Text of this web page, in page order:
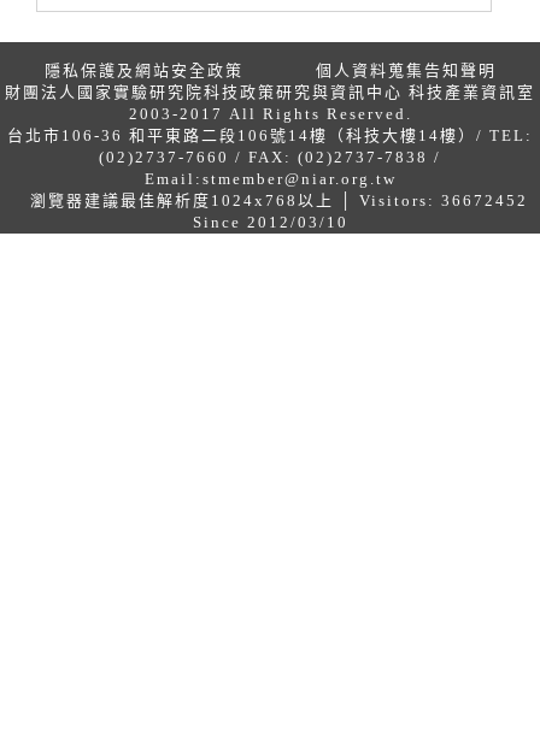
隱私保護及網站安全政策
個人資料蒐集告知聲明
財團法人國家實驗研究院科技政策研究與資訊中心 科技產業資訊室
2003-2017 All Rights Reserved.
台北市106-36 和平東路二段106號14樓（科技大樓14樓）/ TEL:
(02)2737-7660 / FAX: (02)2737-7838 /
Email: stmember@niar.org.tw
瀏覽器建議最佳解析度1024x768以上 │ Visitors: 36672452
Since 2012/03/10